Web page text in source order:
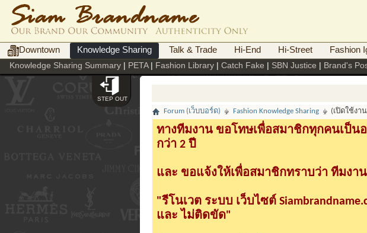
Downtown Knowledge Sharing Talk & Trade Hi-End Hi-Street Fashion
Knowledge Sharing Summary | PETA| Fashion Library | Catch Fake | SBN Justice | Brand's
STEP OUT ก
Forum (เว็บบอร์ด) Fashion Knowledge Sharing (เปิดใช้งา
ทางทีมงาน ขอโทษเพื่อสมาชิกทุกคนเป็นอ
กว่า 2 ปี
และ ขอแจ้งให้เพื่อสมาชิกทราบว่า ทีมงา
"รีโนเวต ระบบ เว็บไซต์
และ ไม่ติดขัด"